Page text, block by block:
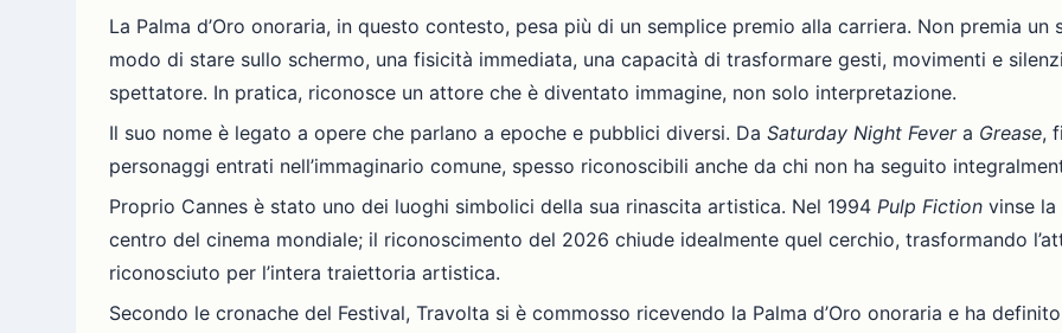
La Palma d’Oro onoraria, in questo contesto, pesa più di un semplice premio alla carriera. Non premia
modo di stare sullo schermo, una fisicità immediata, una capacità di trasformare gesti, movimenti e
spettatore. In pratica, riconosce un attore che è diventato immagine, non solo interpretazione.
Il suo nome è legato a opere che parlano a epoche e pubblici diversi. Da Saturday Night Fevera Grease,
personaggi entrati nell’immaginario comune, spesso riconoscibili anche da chi non ha seguito
Proprio Cannes è stato uno dei luoghi simbolici della sua rinascita artistica. Nel 1994 Pulp Fiction vinse
centro del cinema mondiale; il riconoscimento del 2026 chiude idealmente quel cerchio, trasformando
riconosciuto per l’intera traiettoria artistica.
Secondo le cronache del Festival, Travolta si è commosso ricevendo la Palma d’Oro onoraria e ha